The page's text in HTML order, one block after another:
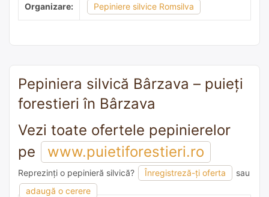
Organizare: Pepiniere silvice Romsilva
Pepiniera silvică Bârzava – puieți
forestieri în Bârzava
Vezi toate ofertele pepinierelor
pe
www.puietiforestieri.ro
Reprezinți o pepinieră silvică? Înregistreză-ți oferta
sau
adaugă o cerere
adaugă o recomandare